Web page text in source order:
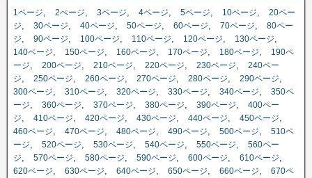
1ページ, 2ぺージ, 3ページ, 4ページ, 5ページ, 10ページ, 20ペー
ジ, 30ページ, 40ページ, 50ページ, 60ページ, 70ページ, 80ペー
ジ, 90ページ, 100ページ, 110ページ, 120ページ, 130ページ,
140ページ, 150ページ, 160ページ, 170ページ, 180ページ,
190ペ
ージ, 200ページ, 210ページ, 220ページ, 230ページ, 240ペー
ジ, 250ページ, 260ページ, 270ページ, 280ページ, 290ページ,
300ページ, 310ページ, 320ページ, 330ページ, 340ページ, 350ペ
ージ, 360ページ, 370ページ, 380ページ, 390ページ, 400ペー
ジ, 410ページ, 420ページ, 430ページ, 440ページ, 450ページ,
460ページ, 470ページ, 480ページ, 490ページ, 500ページ, 510ペ
ージ, 520ページ, 530ページ, 540ページ, 550ページ, 560ペー
ジ, 570ページ, 580ページ, 590ページ, 600ページ, 610ページ,
620ページ, 630ページ, 640ページ, 650ページ, 660ページ, 670ペ